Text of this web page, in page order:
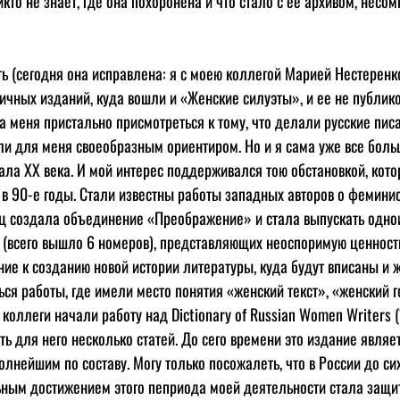
(сегодня она исправлена: я с моею коллегой Марией
изданий, куда вошли и «Женские силуэты», и ее не
меня пристально присмотреться к тому, что делали русские
для меня своеобразным ориентиром. Но и я сама уже все
ХХ века. И мой интерес поддерживался тою обстановкой,
90-е годы. Стали известны работы западных авторов о
объединение «Преображение» и стала выпускать
вышло 6 номеров), представляющих неоспоримую
к созданию новой истории литературы, куда будут вписаны
работы, где имели место понятия «женский текст», «женский
начали работу над Dictionary of Russian Women Writers
для него несколько статей. До сего времени это издание
по составу. Могу только посожалеть, что в России до
достижением этого пеприода моей деятельности стала